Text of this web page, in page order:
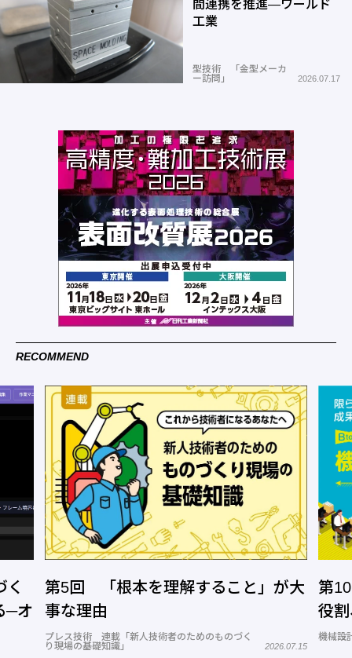
間連携を推進―ワールド
工業
型技術 「金型メーカ
ー訪問」
2026.07.17
RECOMMEND
」が大
2026.07.15
第10回 設計開発リーダーの大切な
役割、標準化と人材育成
機械設計 連載「B to B向け機械設計のポイント」 2026.07.10